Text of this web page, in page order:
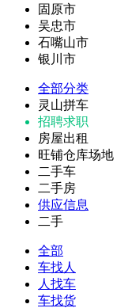
固原市
吴忠市
石嘴山市
银川市
全部分类
灵山拼车
招聘求职
房屋出租
旺铺仓库场地
二手车
二手房
供应信息
二手
全部
车找人
人找车
车找货